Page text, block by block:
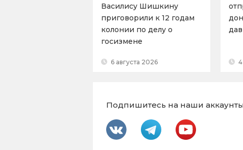
Василису Шишкину
приговорили к 12 годам
колонии по делу о
госизмене
6 августа 2026
Подпишитесь на наши аккаунты